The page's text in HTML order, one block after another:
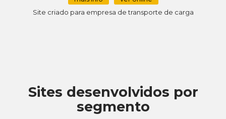
Site criado para empresa de transporte de carga
Sites desenvolvidos por
segmento